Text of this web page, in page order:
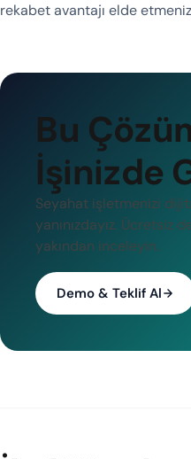
rekabet avantajı elde
Bu
İşinizde
Seyahat işletmenizi
yanınızdayız. Ücretsiz
yakından inceleyin.
Demo & Teklif Al